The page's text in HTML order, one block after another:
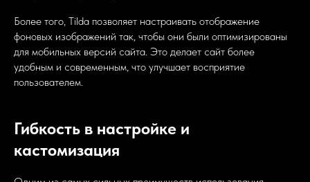
Более того, Tilda позволяет настраивать отображение
фоновых изображений так, чтобы они были оптимизированы
для мобильных версий сайта. Это делает сайт более
удобным и современным, что улучшает восприятие
пользователем.
Гибкость в настройке и
кастомизация